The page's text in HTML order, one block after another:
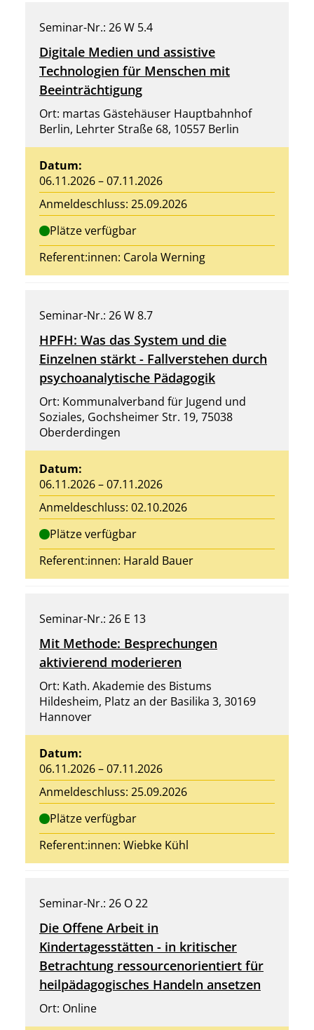
Seminar-Nr.: 26 W 5.4
Digitale Medien und assistive
Technologien für Menschen mit
Beeinträchtigung
Ort: martas Gästehäuser Hauptbahnhof
Berlin, Lehrter Straße 68, 10557 Berlin
Datum:
06.11.2026 – 07.11.2026
Anmeldeschluss: 25.09.2026
Plätze verfügbar
Referent:innen: Carola Werning
Seminar-Nr.: 26 W 8.7
HPFH: Was das System und die
Einzelnen stärkt - Fallverstehen durch
psychoanalytische Pädagogik
Ort: Kommunalverband für Jugend und
Soziales, Gochsheimer Str. 19, 75038
Oberderdingen
Datum:
06.11.2026 – 07.11.2026
Anmeldeschluss: 02.10.2026
Plätze verfügbar
Referent:innen: Harald Bauer
Seminar-Nr.: 26 E 13
Mit Methode: Besprechungen
aktivierend moderieren
Ort: Kath. Akademie des Bistums
Hildesheim, Platz an der Basilika 3, 30169
Hannover
Datum:
06.11.2026 – 07.11.2026
Anmeldeschluss: 25.09.2026
Plätze verfügbar
Referent:innen: Wiebke Kühl
Seminar-Nr.: 26 O 22
Die Offene Arbeit in
Kindertagesstätten - in kritischer
Betrachtung ressourcenorientiert für
heilpädagogisches Handeln ansetzen
Ort: Online